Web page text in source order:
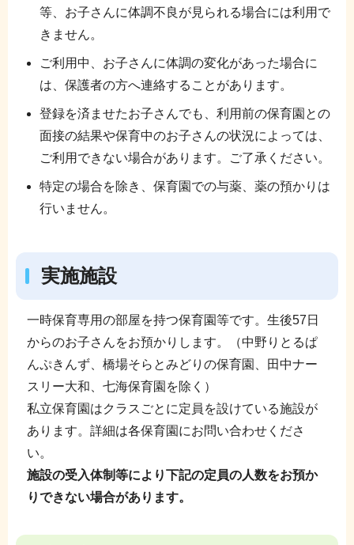
等、お子さんに体調不良が見られる場合には利用で
きません。
ご利用中、お子さんに体調の変化があった場合に
は、保護者の方へ連絡することがあります。
登録を済ませたお子さんでも、利用前の保育園との
面接の結果や保育中のお子さんの状況によっては、
ご利用できない場合があります。ご了承ください。
特定の場合を除き、保育園での与薬、薬の預かりは
行いません。
実施施設
一時保育専用の部屋を持つ保育園等です。生後57日
からのお子さんをお預かりします。（中野りとるぱ
んぷきんず、橋場そらとみどりの保育園、田中ナー
スリー大和、七海保育園を除く）
私立保育園はクラスごとに定員を設けている施設が
あります。詳細は各保育園にお問い合わせくださ
い。
施設の受入体制等により下記の定員の人数をお預か
りできない場合があります。